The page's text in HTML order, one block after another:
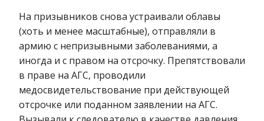
На призывников снова устраивали облавы
(хоть и менее масштабные), отправляли в
армию с непризывными заболеваниями, а
иногда и с правом на отсрочку. Препятствовали
в праве на АГС, проводили
медосвидетельствование при действующей
отсрочке или поданном заявлении на АГС.